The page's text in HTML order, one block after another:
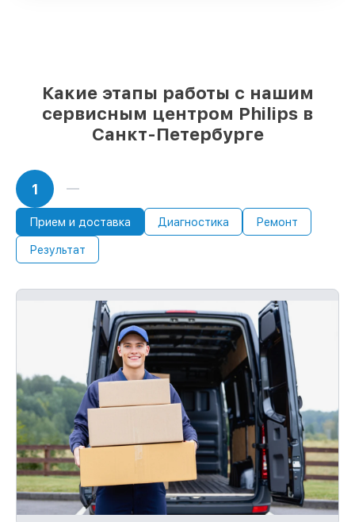
Какие этапы работы с нашим
сервисным центром Philips в
Санкт-Петербурге
1
Прием и доставка Диагностика Ремонт
Результат